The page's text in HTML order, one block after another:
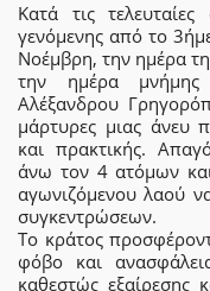
Κατά τις τελευταίες
γενόμενης από το
Νοέμβρη, την ημέρα
την ημέρα μνήμης
Αλέξανδρου
μάρτυρες μιας άνευ
και πρακτικής.
άνω τον 4 ατόμων
αγωνιζόμενου λαού
συγκεντρώσεων.
Το κράτος
φόβο και
καθεστώς εξαίρεσης